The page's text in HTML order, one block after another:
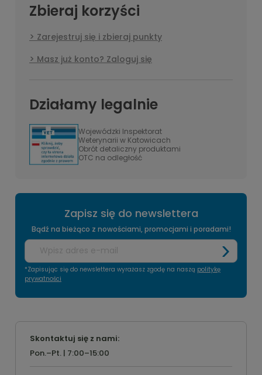
Zbieraj korzyści
Zarejestruj się i zbieraj punkty
Masz już konto? Zaloguj się
Działamy legalnie
Wojewódzki Inspektorat
Weterynarii w Katowicach
Obrót detaliczny produktami
OTC na odległość
Zapisz się do newslettera
Bądź na bieżąco z nowościami, promocjami i poradami!
*Zapisując się do newslettera wyrażasz zgodę na naszą politykę
prywatności
Skontaktuj się z nami:
Pon.–Pt. | 7:00–15:00